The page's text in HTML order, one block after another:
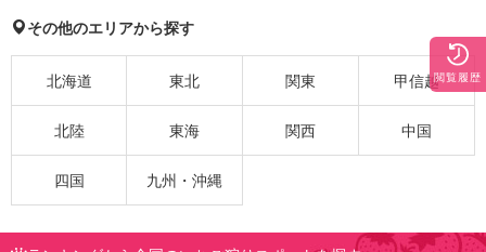
その他のエリアから探す
北海道 東北 関東 甲信越
北陸 東海 関西 中国
四国 九州・沖縄
閲覧履歴